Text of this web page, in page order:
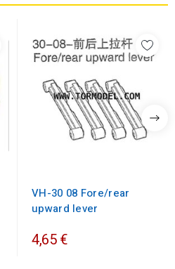
VH-30 08 Fore/rear
upward lever
4,65 €